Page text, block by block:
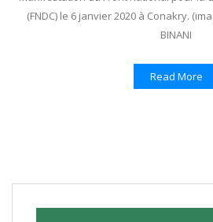
(FNDC) le 6 janvier 2020 à Conakry.
BINANI
Read More